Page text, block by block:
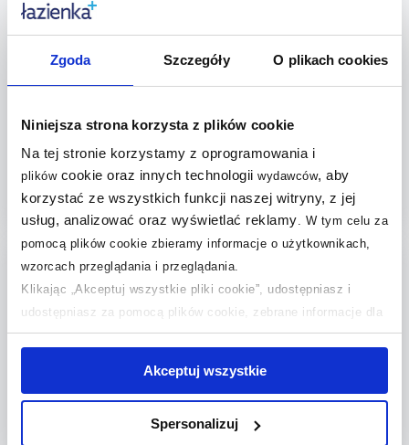
Zgoda Szczegóły O plikach cookies
Niniejsza strona korzysta z plików cookie
Na tej stronie korzystamy z oprogramowania i
plikówcookie oraz innych technologii wydawców, aby
korzystać ze wszystkich funkcji naszej witryny, z jej
usług, analizować oraz wyświetlać reklamy. W tym celu za
pomocą plików cookie zbieramy informacje o użytkownikach,
wzorcach przeglądania i przeglądania.
Klikając „Akceptuj wszystkie pliki cookie”, udostępniasz i
udostępniasz za pomocą plików cookie, zebrane informacje dla
użytkowników zewnętrznych, a także nasi partnerzy reklamowi.
jednak, że zablokowane niektóre pliki cookie mogą mieć wpływ
na sposób dostarczania treści niedostosowanych do potrzeb
Akceptuj wszystkie
Spersonalizuj
Keuco Plan mydelniczka
Dostępność:
529,99zł
Cena kat.:642,13 zł
Dodaj do
porównania
Keuco Edition 11 mydelniczka
534,99zł
Cena kat.:677,26 zł
Do koszyka
porównania
multirabaty
Roca Stella mydelniczka na
Kela Kristall mydelniczka